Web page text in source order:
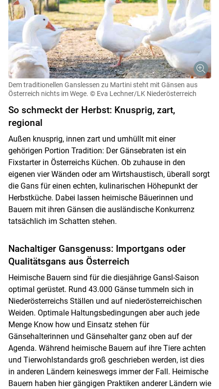
Dem traditionellen Ganslessen zu Martini steht mit Gänsen aus
Österreich nichts im Wege. © Eva Lechner/LK Niederösterreich
So schmeckt der Herbst: Knusprig, zart,
regional
Außen knusprig, innen zart und umhüllt mit einer
gehörigen Portion Tradition: Der Gänsebraten ist ein
Fixstarter in Österreichs Küchen. Ob zuhause in den
eigenen vier Wänden oder am Wirtshaustisch, überall sorgt
die Gans für einen echten, kulinarischen Höhepunkt der
Herbstküche. Dabei lassen heimische Bäuerinnen und
Bauern mit ihren Gänsen die ausländische Konkurrenz
tatsächlich im Schatten stehen.
Nachaltiger Gansgenuss: Importgans oder
Qualitätsgans aus Österreich
Heimische Bauern sind für die diesjährige Gansl-Saison
optimal gerüstet. Rund 43.000 Gänse tummeln sich in
Niederösterreichs Ställen und auf niederösterreichischen
Weiden. Optimale Haltungsbedingungen aber auch jede
Menge Know how und Einsatz stehen für
Gänsehalterinnen und Gänsehalter ganz oben auf der
Agenda. Während heimische Bauern auf ihre Tiere achten
und Tierwohlstandards groß geschrieben werden, ist dies
in anderen Ländern keineswegs immer der Fall. Heimische
Bauern haben hier gängigen Praktiken anderer Ländern wie